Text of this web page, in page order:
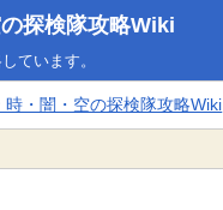
探検隊攻略Wiki
ています。
・闇・空の探検隊攻略Wiki